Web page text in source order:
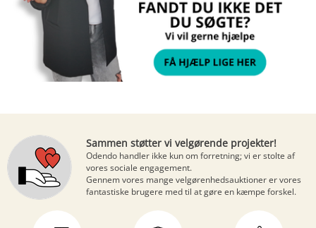
Sammen støtter vi velgørende projekter!
Odendo handler ikke kun om forretning; vi er stolte af
vores sociale engagement.
Gennem vores mange velgørenhedsauktionerer vores
fantastiske brugere med til at gøre en kæmpe forskel.